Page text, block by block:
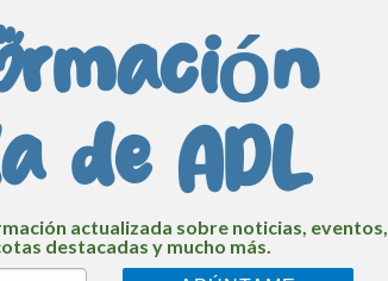
de ADL
actualizada sobre noticias, eventos,
destacadas y mucho más.